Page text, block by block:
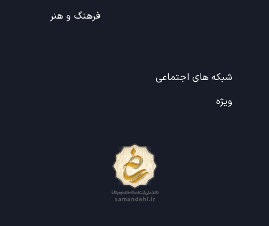
فرهنگ و هنر
شبکه های اجتماعی
ویژه